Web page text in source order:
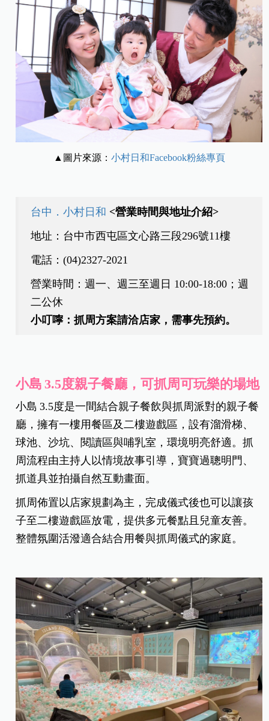
▲圖片來源： 小村日和Facebook粉絲專頁
台中．小村日和 <營業時間與地址介紹>
地址：台中市西屯區文心路三段296號11樓
電話：(04)2327-2021
營業時間：週一、週三至週日 10:00-18:00；週
二公休
小叮嚀：抓周方案請洽店家，需事先預約。
小島 3.5度親子餐廳，可抓周可玩樂的場地
小島 3.5度是一間結合親子餐飲與抓周派對的親子餐
廳，擁有一樓用餐區及二樓遊戲區，設有溜滑梯、
球池、沙坑、閱讀區與哺乳室，環境明亮舒適。抓
周流程由主持人以情境故事引導，寶寶過聰明門、
抓道具並拍攝自然互動畫面。
抓周佈置以店家規劃為主，完成儀式後也可以讓孩
子至二樓遊戲區放電，提供多元餐點且兒童友善。
整體氛圍活潑適合結合用餐與抓周儀式的家庭。